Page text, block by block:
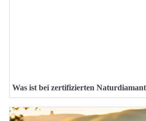
Was ist bei zertifizierten